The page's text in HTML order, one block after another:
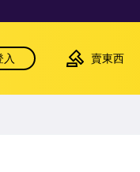
入 賣東西